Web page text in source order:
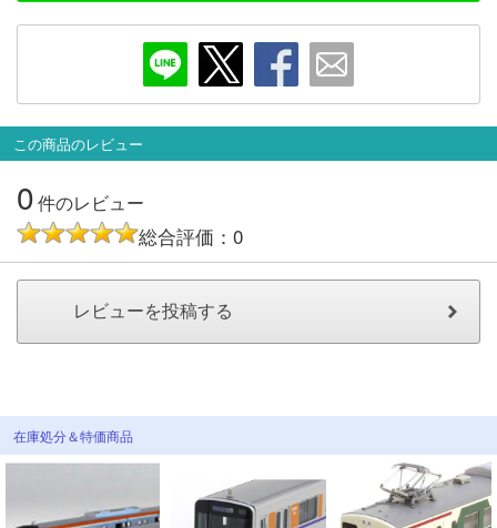
中国・四国 九州・沖縄
鉄道模型の情報
メルマガ登録
Infomation
ヘルプページ
この商品のレビュー
0件のレビュー
総合評価：0
在庫処分＆特価商品